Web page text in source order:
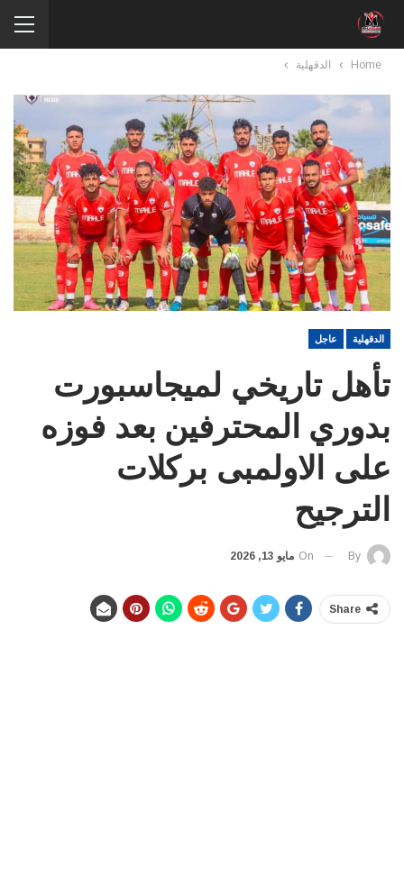
Home الدقهلية
الدقهلية عاجل
تأهل تاريخي لميجاسبورت
بدوري المحترفين بعد فوزه
على الاولمبى بركلات
الترجيح
By
On مايو 13, 2026
Share